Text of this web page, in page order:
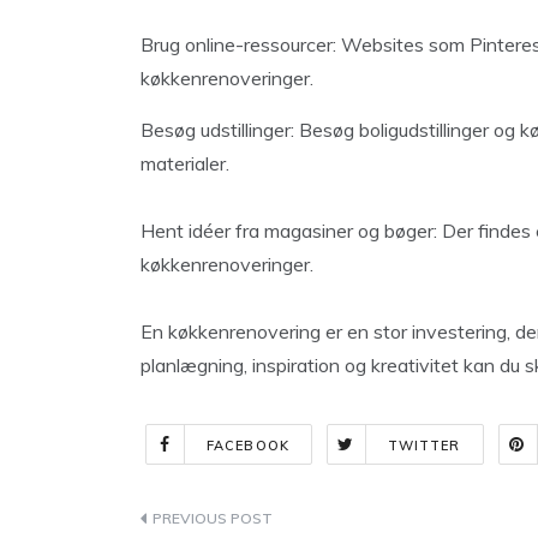
Brug online-ressourcer: Websites som
køkkenrenoveringer.
Besøg udstillinger: Besøg boligudstillinger og
materialer.
Hent idéer fra magasiner og bøger: Der
køkkenrenoveringer.
En køkkenrenovering er en stor investering,
planlægning, inspiration og kreativitet kan du
FACEBOOK TWITTER
Indlægsnavigation